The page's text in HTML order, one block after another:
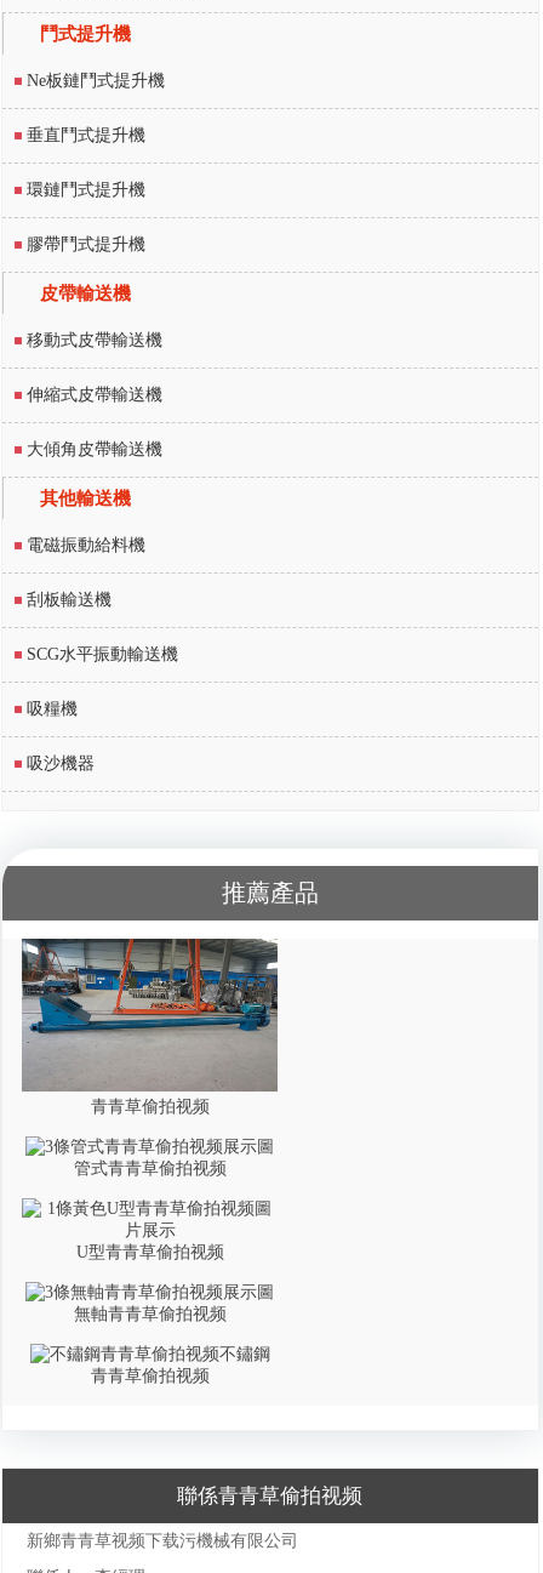
鬥式提升機
Ne板鏈鬥式提升機
垂直鬥式提升機
環鏈鬥式提升機
膠帶鬥式提升機
皮帶輸送機
移動式皮帶輸送機
伸縮式皮帶輸送機
大傾角皮帶輸送機
其他輸送機
電磁振動給料機
刮板輸送機
SCG水平振動輸送機
吸糧機
吸沙機器
推薦產品
青青草偷拍视频
管式青青草偷拍视频
U型青青草偷拍视频
無軸青青草偷拍视频
不鏽鋼
青青草偷拍视频
聯係青青草偷拍视频
新鄉青青草视频下载污機械有限公司